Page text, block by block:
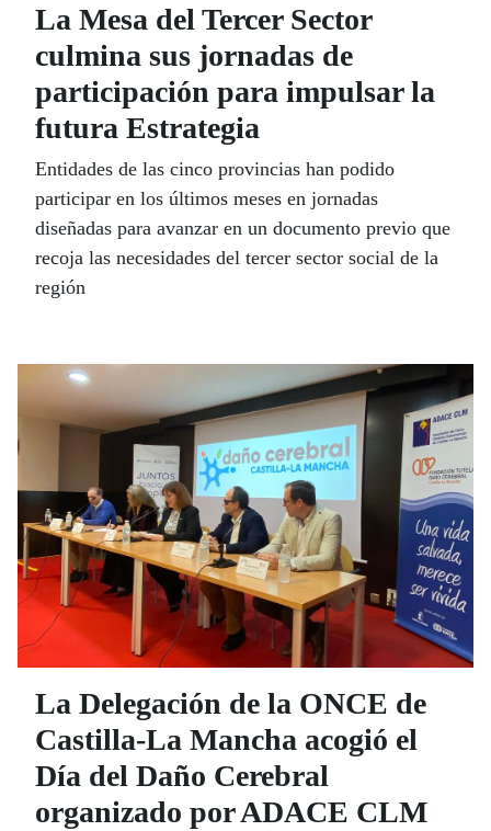
La Mesa del Tercer Sector
culmina sus jornadas de
participación para impulsar la
futura Estrategia
Entidades de las cinco provincias han podido
participar en los últimos meses en jornadas
diseñadas para avanzar en un documento previo que
recoja las necesidades del tercer sector social de la
región
La Delegación de la ONCE de
Castilla-La Mancha acogió el
Día del Daño Cerebral
organizado por ADACE CLM